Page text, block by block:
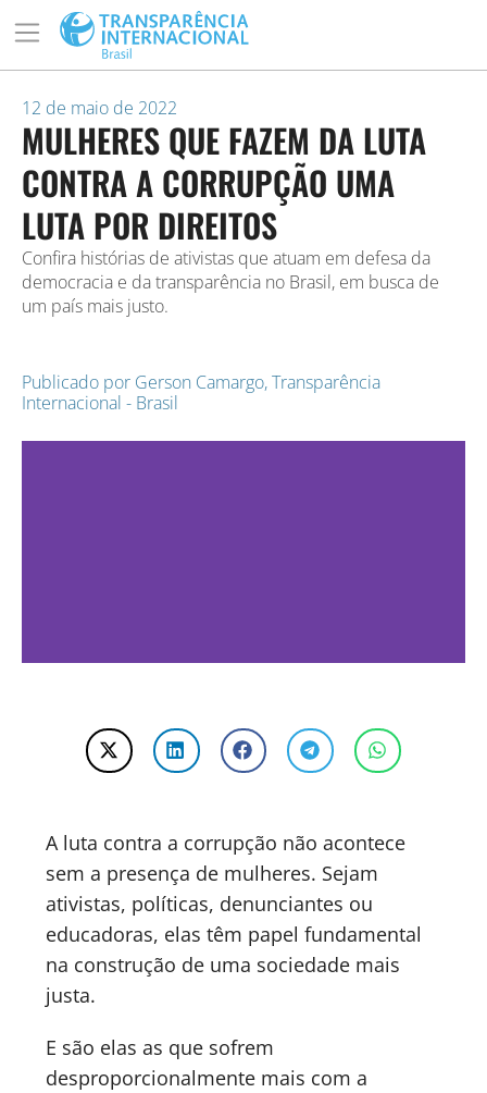
12 de maio de 2022
MULHERES QUE FAZEM DA LUTA
CONTRA A CORRUPÇÃO UMA
LUTA POR DIREITOS
Confira histórias de ativistas que atuam em defesa da
democracia e da transparência no Brasil, em busca de
um país mais justo.
Publicado por Gerson Camargo,Transparência
Internacional - Brasil
A luta contra a corrupção não acontece
sem a presença de mulheres. Sejam
ativistas, políticas, denunciantes ou
educadoras, elas têm papel fundamental
na construção de uma sociedade mais
justa.
E são elas as que sofrem
desproporcionalmente mais com a